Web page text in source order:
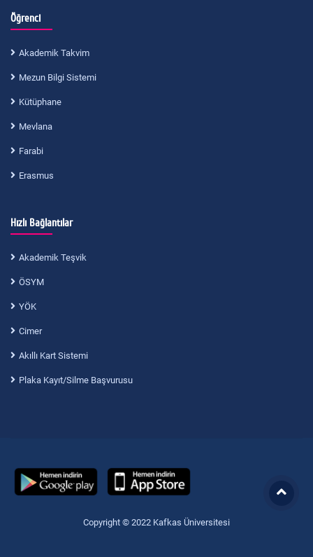
Öğrenci
Akademik Takvim
Mezun Bilgi Sistemi
Kütüphane
Mevlana
Farabi
Erasmus
Hızlı Bağlantılar
Akademik Teşvik
ÖSYM
YÖK
Cimer
Akıllı Kart Sistemi
Plaka Kayıt/Silme Başvurusu
Copyright © 2022 Kafkas Üniversitesi